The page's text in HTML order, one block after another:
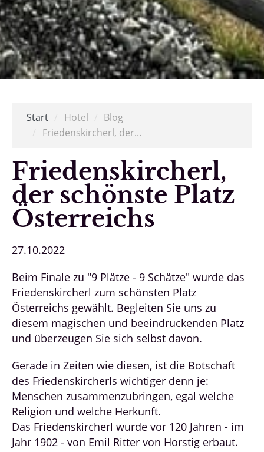
Start Hotel
Blog
Friedenskircherl, der...
Friedenskircherl,
der schönste Platz
Österreichs
27.10.2022
Beim Finale zu "9 Plätze - 9 Schätze" wurde das
Friedenskircherl zum schönsten Platz
Österreichs gewählt. Begleiten Sie uns zu
diesem magischen und beeindruckenden Platz
und überzeugen Sie sich selbst davon.
Gerade in Zeiten wie diesen, ist die Botschaft
des Friedenskircherls wichtiger denn je:
Menschen zusammenzubringen, egal welche
Religion und welche Herkunft.
Das Friedenskircherl wurde vor 120 Jahren - im
Jahr 1902 - von Emil Ritter von Horstig erbaut.